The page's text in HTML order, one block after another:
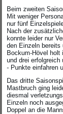
Beim zweiten
Mit weniger
nur fünf
Nach der
konnte leider nur
den Einzeln bereits
Bockum-Hövel holt
und drei
- Punkte einfahren
Das dritte
Mastbruch ging
diesmal
Einzeln noch
Doppel an die